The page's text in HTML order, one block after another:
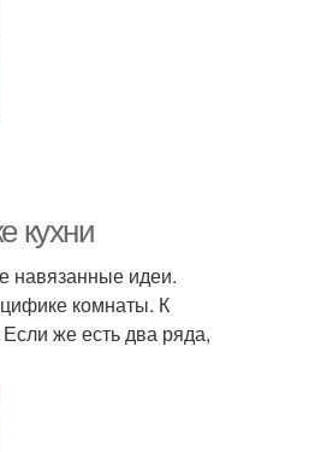
кухни
навязанные идеи.
комнаты. К
же есть два ряда,